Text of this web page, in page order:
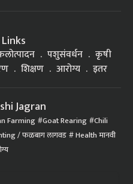
पशुसंवर्धन
कृषी
शिक्षण आरोग्य इतर
Jagran
Farming Goat Rearing Chili
/ फळबाग लागवड Health मानवी